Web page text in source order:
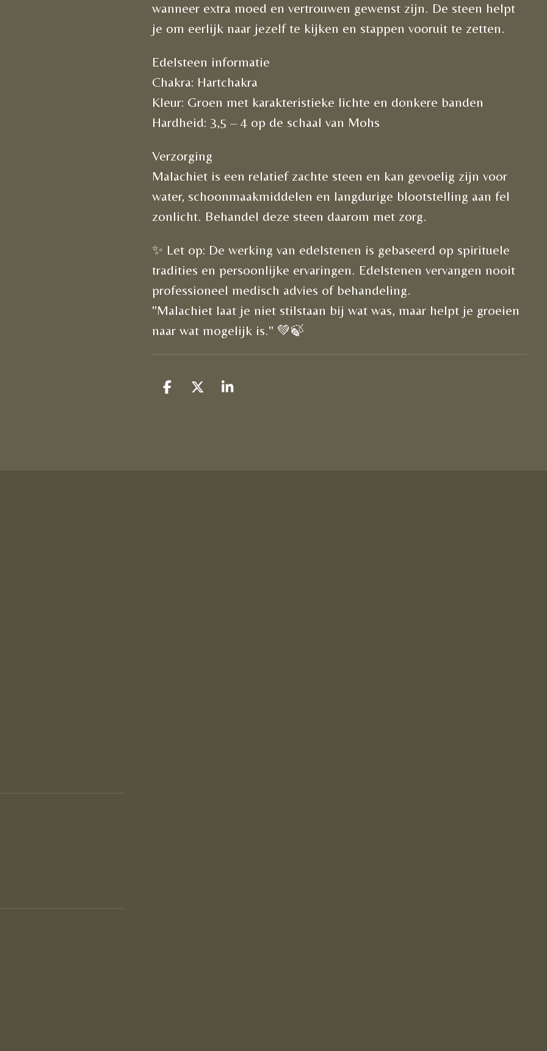
wanneer extra moed en vertrouwen gewenst zijn. De steen helpt
je om eerlijk naar jezelf te kijken en stappen vooruit te zetten.
Edelsteen informatie
Chakra: Hartchakra
Kleur: Groen met karakteristieke lichte en donkere banden
Hardheid: 3,5 – 4 op de schaal van Mohs
Verzorging
Malachiet is een relatief zachte steen en kan gevoelig zijn voor
water, schoonmaakmiddelen en langdurige blootstelling aan fel
zonlicht. Behandel deze steen daarom met zorg.
✨ Let op: De werking van edelstenen is gebaseerd op spirituele
tradities en persoonlijke ervaringen. Edelstenen vervangen nooit
professioneel medisch advies of behandeling.
"Malachiet laat je niet stilstaan bij wat was, maar helpt je groeien
naar wat mogelijk is." 💚🍃
D
D
S